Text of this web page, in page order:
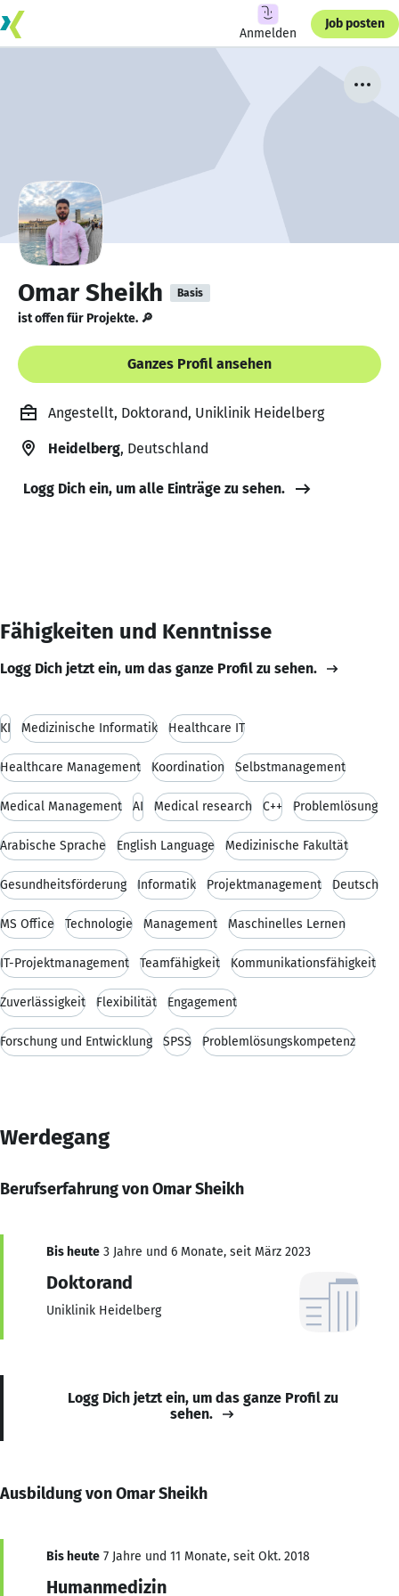
Anmelden
Job posten
Omar Sheikh Basis
ist offen für Projekte. 🔎
Ganzes Profil ansehen
Angestellt, Doktorand, Uniklinik Heidelberg
Heidelberg, Deutschland
Logg Dich ein, um alle Einträge zu sehen.
Fähigkeiten und Kenntnisse
Logg Dich jetzt ein, um das ganze Profil zu sehen.
KI Medizinische Informatik Healthcare IT
Healthcare Management Koordination Selbstmanagement
Medical Management AI Medical research C++ Problemlösung
Arabische Sprache English Language Medizinische Fakultät
Gesundheitsförderung Informatik Projektmanagement Deutsch
MS Office Technologie Management Maschinelles Lernen
IT-Projektmanagement Teamfähigkeit Kommunikationsfähigkeit
Zuverlässigkeit Flexibilität Engagement
Forschung und Entwicklung SPSS Problemlösungskompetenz
Werdegang
Berufserfahrung von Omar Sheikh
Bis heute 3 Jahre und 6 Monate, seit März 2023
Doktorand
Uniklinik Heidelberg
Logg Dich jetzt ein, um das ganze Profil zu
sehen.
Ausbildung von Omar Sheikh
Bis heute 7 Jahre und 11 Monate, seit Okt. 2018
Humanmedizin